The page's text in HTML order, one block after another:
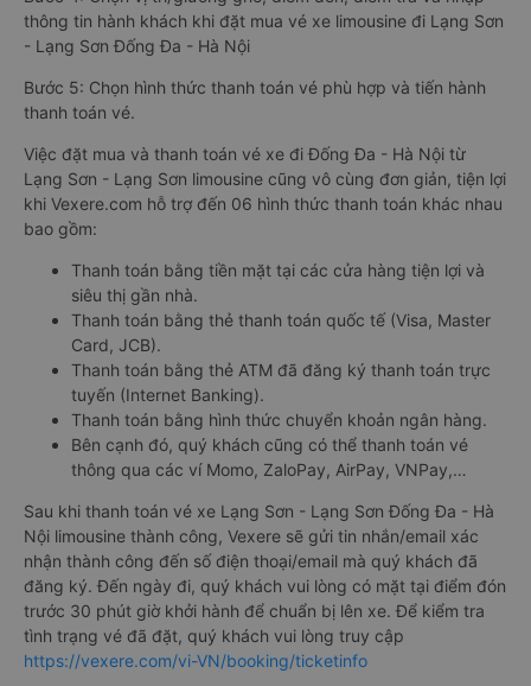
thông tin hành khách khi đặt mua vé xe limousine đi Lạng Sơn
- Lạng Sơn Đống Đa - Hà Nội
Bước 5: Chọn hình thức thanh toán vé phù hợp và tiến hành
thanh toán vé.
Việc đặt mua và thanh toán vé xe đi Đống Đa - Hà Nội từ
Lạng Sơn - Lạng Sơn limousine cũng vô cùng đơn giản, tiện lợi
khi Vexere.com hỗ trợ đến 06 hình thức thanh toán khác nhau
bao gồm:
Thanh toán bằng tiền mặt tại các cửa hàng tiện lợi và
siêu thị gần nhà.
Thanh toán bằng thẻ thanh toán quốc tế (Visa, Master
Card, JCB).
Thanh toán bằng thẻ ATM đã đăng ký thanh toán trực
tuyến (Internet Banking).
Thanh toán bằng hình thức chuyển khoản ngân hàng.
Bên cạnh đó, quý khách cũng có thể thanh toán vé
thông qua các ví Momo, ZaloPay, AirPay, VNPay,…
Sau khi thanh toán vé xe Lạng Sơn - Lạng Sơn Đống Đa - Hà
Nội limousine thành công, Vexere sẽ gửi tin nhắn/email xác
nhận thành công đến số điện thoại/email mà quý khách đã
đăng ký. Đến ngày đi, quý khách vui lòng có mặt tại điểm đón
trước 30 phút giờ khởi hành để chuẩn bị lên xe. Để kiểm tra
tình trạng vé đã đặt, quý khách vui lòng truy cập
https://vexere.com/vi-VN/booking/ticketinfo